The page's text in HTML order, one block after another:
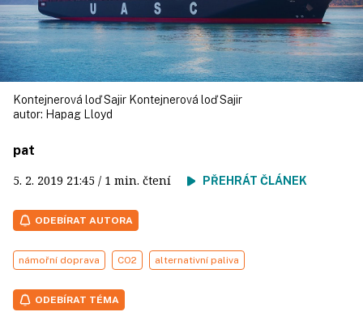
Kontejnerová loď Sajir Kontejnerová loď Sajir
autor: Hapag Lloyd
pat
5. 2. 2019 21:45 / 1 min. čtení PŘEHRÁT ČLÁNEK
ODEBÍRAT AUTORA
námořní doprava CO2 alternativní paliva
ODEBÍRAT TÉMA